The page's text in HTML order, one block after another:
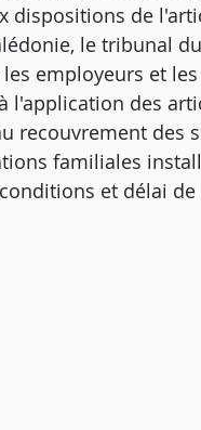
dispositions de
le tribunal
employeurs et
des
recouvrement des
familiales
et délai